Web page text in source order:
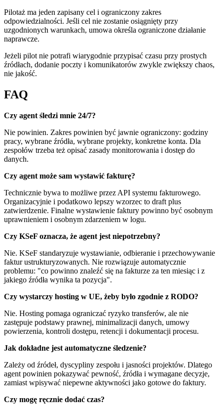
Pilotaż ma jeden zapisany cel i ograniczony zakres
odpowiedzialności. Jeśli cel nie zostanie osiągnięty przy
uzgodnionych warunkach, umowa określa ograniczone działanie
naprawcze.
Jeżeli pilot nie potrafi wiarygodnie przypisać czasu przy prostych
źródłach, dodanie poczty i komunikatorów zwykle zwiększy chaos,
nie jakość.
FAQ
Czy agent śledzi mnie 24/7?
Nie powinien. Zakres powinien być jawnie ograniczony: godziny
pracy, wybrane źródła, wybrane projekty, konkretne konta. Dla
zespołów trzeba też opisać zasady monitorowania i dostęp do
danych.
Czy agent może sam wystawić fakturę?
Technicznie bywa to możliwe przez API systemu fakturowego.
Organizacyjnie i podatkowo lepszy wzorzec to draft plus
zatwierdzenie. Finalne wystawienie faktury powinno być osobnym
uprawnieniem i osobnym zdarzeniem w logu.
Czy KSeF oznacza, że agent jest niepotrzebny?
Nie. KSeF standaryzuje wystawianie, odbieranie i przechowywanie
faktur ustrukturyzowanych. Nie rozwiązuje automatycznie
problemu: "co powinno znaleźć się na fakturze za ten miesiąc i z
jakiego źródła wynika ta pozycja".
Czy wystarczy hosting w UE, żeby było zgodnie z RODO?
Nie. Hosting pomaga ograniczać ryzyko transferów, ale nie
zastępuje podstawy prawnej, minimalizacji danych, umowy
powierzenia, kontroli dostępu, retencji i dokumentacji procesu.
Jak dokładne jest automatyczne śledzenie?
Zależy od źródeł, dyscypliny zespołu i jasności projektów. Dlatego
agent powinien pokazywać pewność, źródła i wymagane decyzje,
zamiast wpisywać niepewne aktywności jako gotowe do faktury.
Czy mogę ręcznie dodać czas?